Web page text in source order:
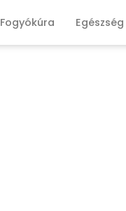
Fogyókúra Egészség